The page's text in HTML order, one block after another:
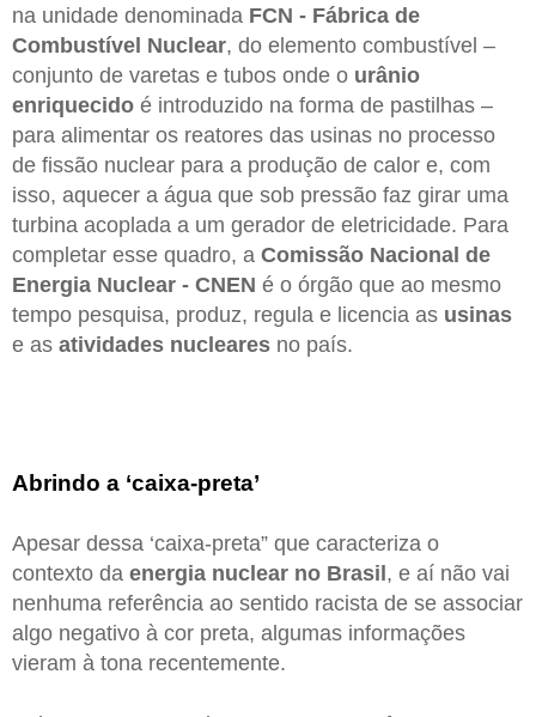
na unidade denominada FCN - Fábrica de
Combustível Nuclear, do elemento combustível –
conjunto de varetas e tubos onde o urânio
enriquecido é introduzido na forma de pastilhas –
para alimentar os reatores das usinas no processo
de fissão nuclear para a produção de calor e, com
isso, aquecer a água que sob pressão faz girar uma
turbina acoplada a um gerador de eletricidade. Para
completar esse quadro, a Comissão Nacional de
Energia Nuclear - CNEN é o órgão que ao mesmo
tempo pesquisa, produz, regula e licencia as usinas
e as atividades nucleares no país.
Abrindo a ‘caixa-preta’
Apesar dessa ‘caixa-preta” que caracteriza o
contexto da energia nuclear no Brasil, e aí não vai
nenhuma referência ao sentido racista de se associar
algo negativo à cor preta, algumas informações
vieram à tona recentemente.